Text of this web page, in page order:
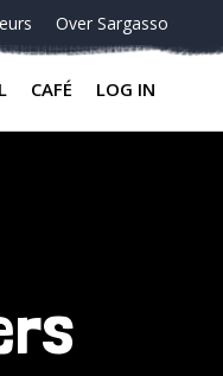
Over Sargasso
CAFÉ LOG IN